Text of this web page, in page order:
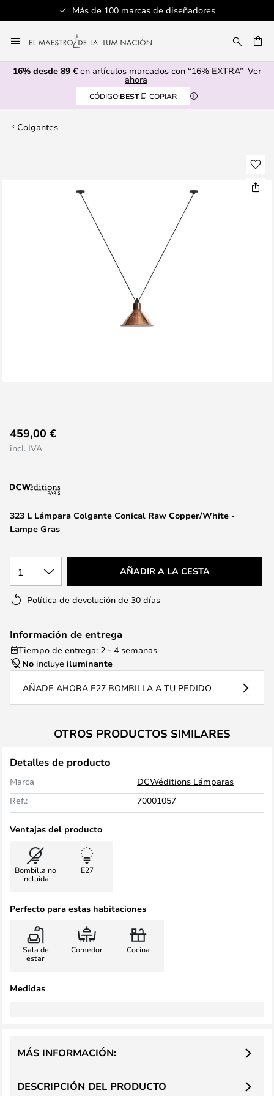
Más de 100 marcas de diseñadores
al
contenido
16% desde 89 € en artículos marcados con “16% EXTRA” Ver
ahora
CÓDIGO:BEST COPIAR
Colgantes
al
comienzo
la
de
imágenes
323 L Lámpara Colgante Conical Raw Copper/White -
Lampe Gras
459,00 €
incl. IVA
1 AÑADIR A LA CESTA
Política de devolución de 30 días
Información de entrega
Tiempo de entrega: 2 - 4 semanas
No incluye iluminante
AÑADE AHORA E27 BOMBILLA A TU PEDIDO
OTROS PRODUCTOS SIMILARES
Detalles de producto
Marca
DCWéditions Lámparas
Ref.:
70001057
Ventajas del producto
Bombilla no
incluida
E27
Perfecto para estas habitaciones
Sala de
estar
Comedor Cocina
Medidas
DESCRIPCIÓN DEL PRODUCTO
MÁS INFORMACIÓN: